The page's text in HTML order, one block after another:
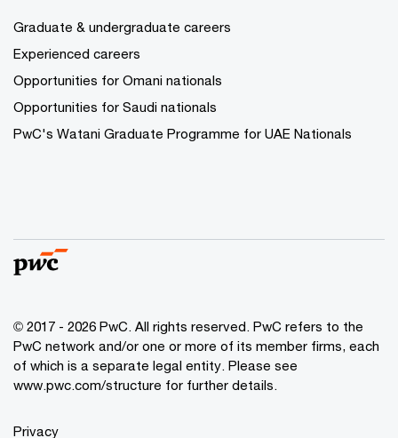
Graduate & undergraduate careers
Experienced careers
Opportunities for Omani nationals
Opportunities for Saudi nationals
PwC's Watani Graduate Programme for UAE Nationals
© 2017 - 2026 PwC. All rights reserved. PwC refers to the
PwC network and/or one or more of its member firms, each
of which is a separate legal entity. Please see
www.pwc.com/structure for further details.
Privacy